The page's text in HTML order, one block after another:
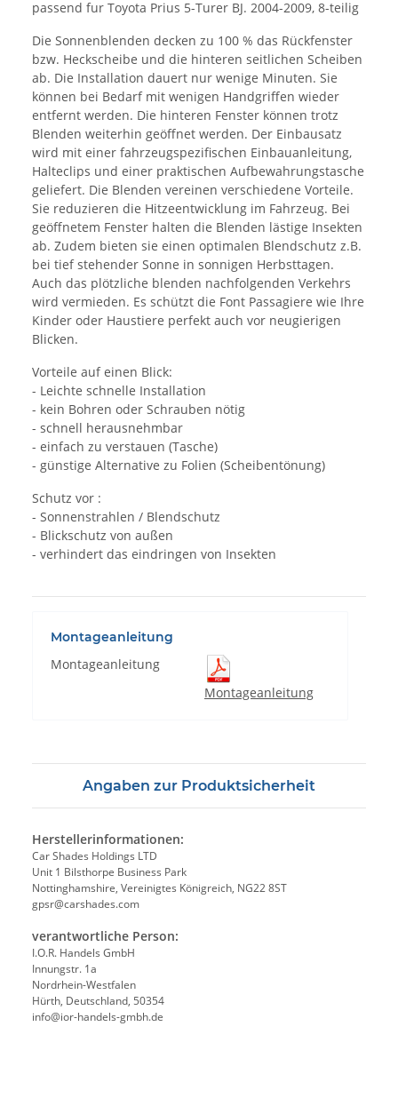
passend fur Toyota Prius 5-Turer BJ. 2004-2009, 8-teilig
Die Sonnenblenden decken zu 100 % das Rückfenster
bzw. Heckscheibe und die hinteren seitlichen Scheiben
ab. Die Installation dauert nur wenige Minuten. Sie
können bei Bedarf mit wenigen Handgriffen wieder
entfernt werden. Die hinteren Fenster können trotz
Blenden weiterhin geöffnet werden. Der Einbausatz
wird mit einer fahrzeugspezifischen Einbauanleitung,
Halteclips und einer praktischen Aufbewahrungstasche
geliefert. Die Blenden vereinen verschiedene Vorteile.
Sie reduzieren die Hitzeentwicklung im Fahrzeug. Bei
geöffnetem Fenster halten die Blenden lästige Insekten
ab. Zudem bieten sie einen optimalen Blendschutz z.B.
bei tief stehender Sonne in sonnigen Herbsttagen.
Auch das plötzliche blenden nachfolgenden Verkehrs
wird vermieden. Es schützt die Font Passagiere wie Ihre
Kinder oder Haustiere perfekt auch vor neugierigen
Blicken.
Vorteile auf einen Blick:
- Leichte schnelle Installation
- kein Bohren oder Schrauben nötig
- schnell herausnehmbar
- einfach zu verstauen (Tasche)
- günstige Alternative zu Folien (Scheibentönung)
Schutz vor :
- Sonnenstrahlen / Blendschutz
- Blickschutz von außen
- verhindert das eindringen von Insekten
Montageanleitung
Montageanleitung
Montageanleitung
Angaben zur Produktsicherheit
Herstellerinformationen:
Car Shades Holdings LTD
Unit 1 Bilsthorpe Business Park
Nottinghamshire, Vereinigtes Königreich, NG22 8ST
gpsr@carshades.com
verantwortliche Person:
I.O.R. Handels GmbH
Innungstr. 1a
Nordrhein-Westfalen
Hürth, Deutschland, 50354
info@ior-handels-gmbh.de